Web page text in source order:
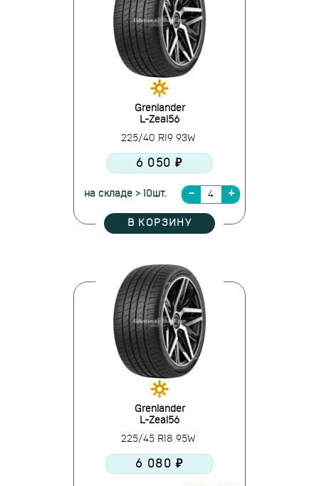
Grenlander
L-Zeal56
225/40 R19 93W
6 050 ₽
на складе > 10шт.
В КОРЗИНУ
Grenlander
L-Zeal56
225/45 R18 95W
6 080 ₽